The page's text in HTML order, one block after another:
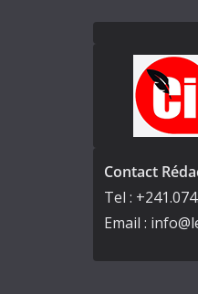
Contact
Tel :
Email :